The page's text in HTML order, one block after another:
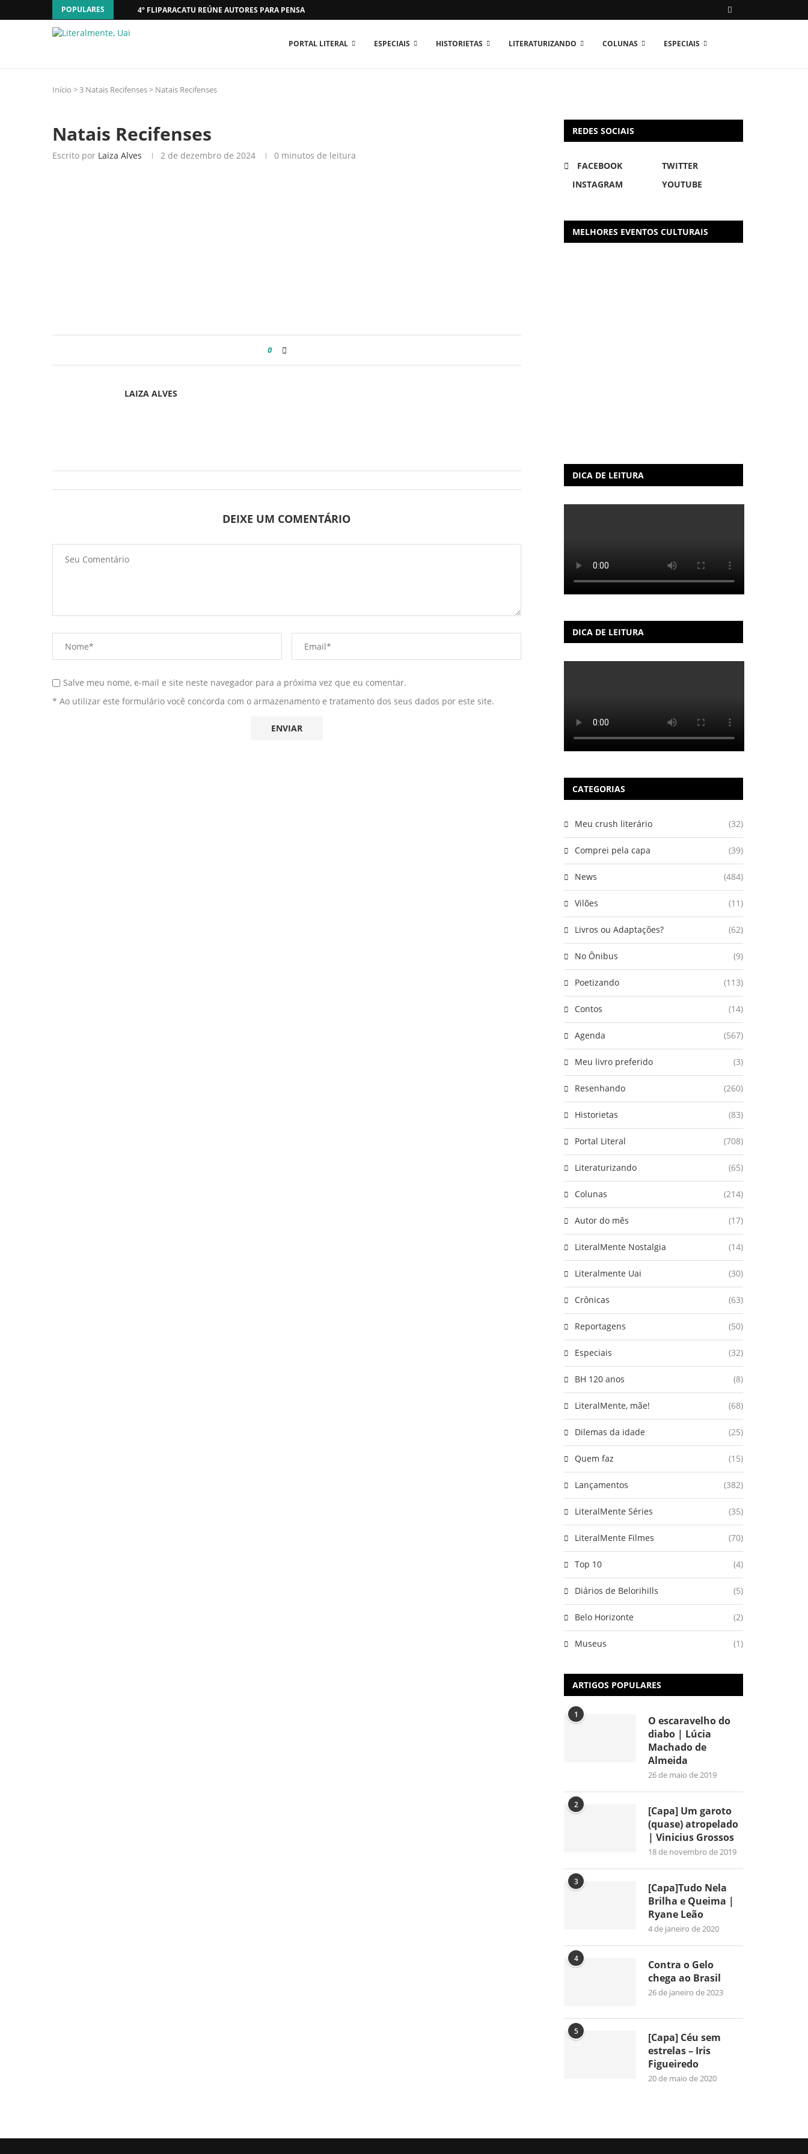
POPULARES 4º FLIPARACATU REÚNE AUTORES PARA PENSAR O MUNDO...
PORTAL LITERAL ESPECIAIS HISTORIETAS LITERATURIZANDO COLUNAS ESPECIAIS
Início >3 Natais Recifenses> Natais Recifenses
Natais Recifenses
Escrito por Laiza Alves 2 de dezembro de 2024 0 minutos de leitura
0
LAIZA ALVES
DEIXE UM COMENTÁRIO
Salve meu nome, e-mail e site neste navegador para a próxima vez que eu comentar.
* Ao utilizar este formulário você concorda com o armazenamento e tratamento dos seus dados por este site.
REDES SOCIAIS
FACEBOOK
TWITTER
INSTAGRAM
YOUTUBE
MELHORES EVENTOS CULTURAIS
DICA DE LEITURA
DICA DE LEITURA
CATEGORIAS
Meu crush literário (32)
Comprei pela capa (39)
News (484)
Vilões (11)
Livros ou Adaptações? (62)
No Ônibus (9)
Poetizando (113)
Contos (14)
Agenda (567)
Meu livro preferido (3)
Resenhando (260)
Historietas (83)
Portal Literal (708)
Literaturizando (65)
Colunas (214)
Autor do mês (17)
LiteralMente Nostalgia (14)
Literalmente Uai (30)
Crônicas (63)
Reportagens (50)
Especiais (32)
BH 120 anos (8)
LiteralMente, mãe! (68)
Dilemas da idade (25)
Quem faz (15)
Lançamentos (382)
LiteralMente Séries (35)
LiteralMente Filmes (70)
Top 10 (4)
Diários de Belorihills (5)
Belo Horizonte (2)
Museus (1)
ARTIGOS POPULARES
1
O escaravelho do
diabo | Lúcia
Machado de
Almeida
26 de maio de 2019
2
[Capa] Um garoto
(quase) atropelado
| Vinicius Grossos
18 de novembro de 2019
3
[Capa]Tudo Nela
Brilha e Queima |
Ryane Leão
4 de janeiro de 2020
4
Contra o Gelo
chega ao Brasil
26 de janeiro de 2023
5
[Capa] Céu sem
estrelas – Iris
Figueiredo
20 de maio de 2020